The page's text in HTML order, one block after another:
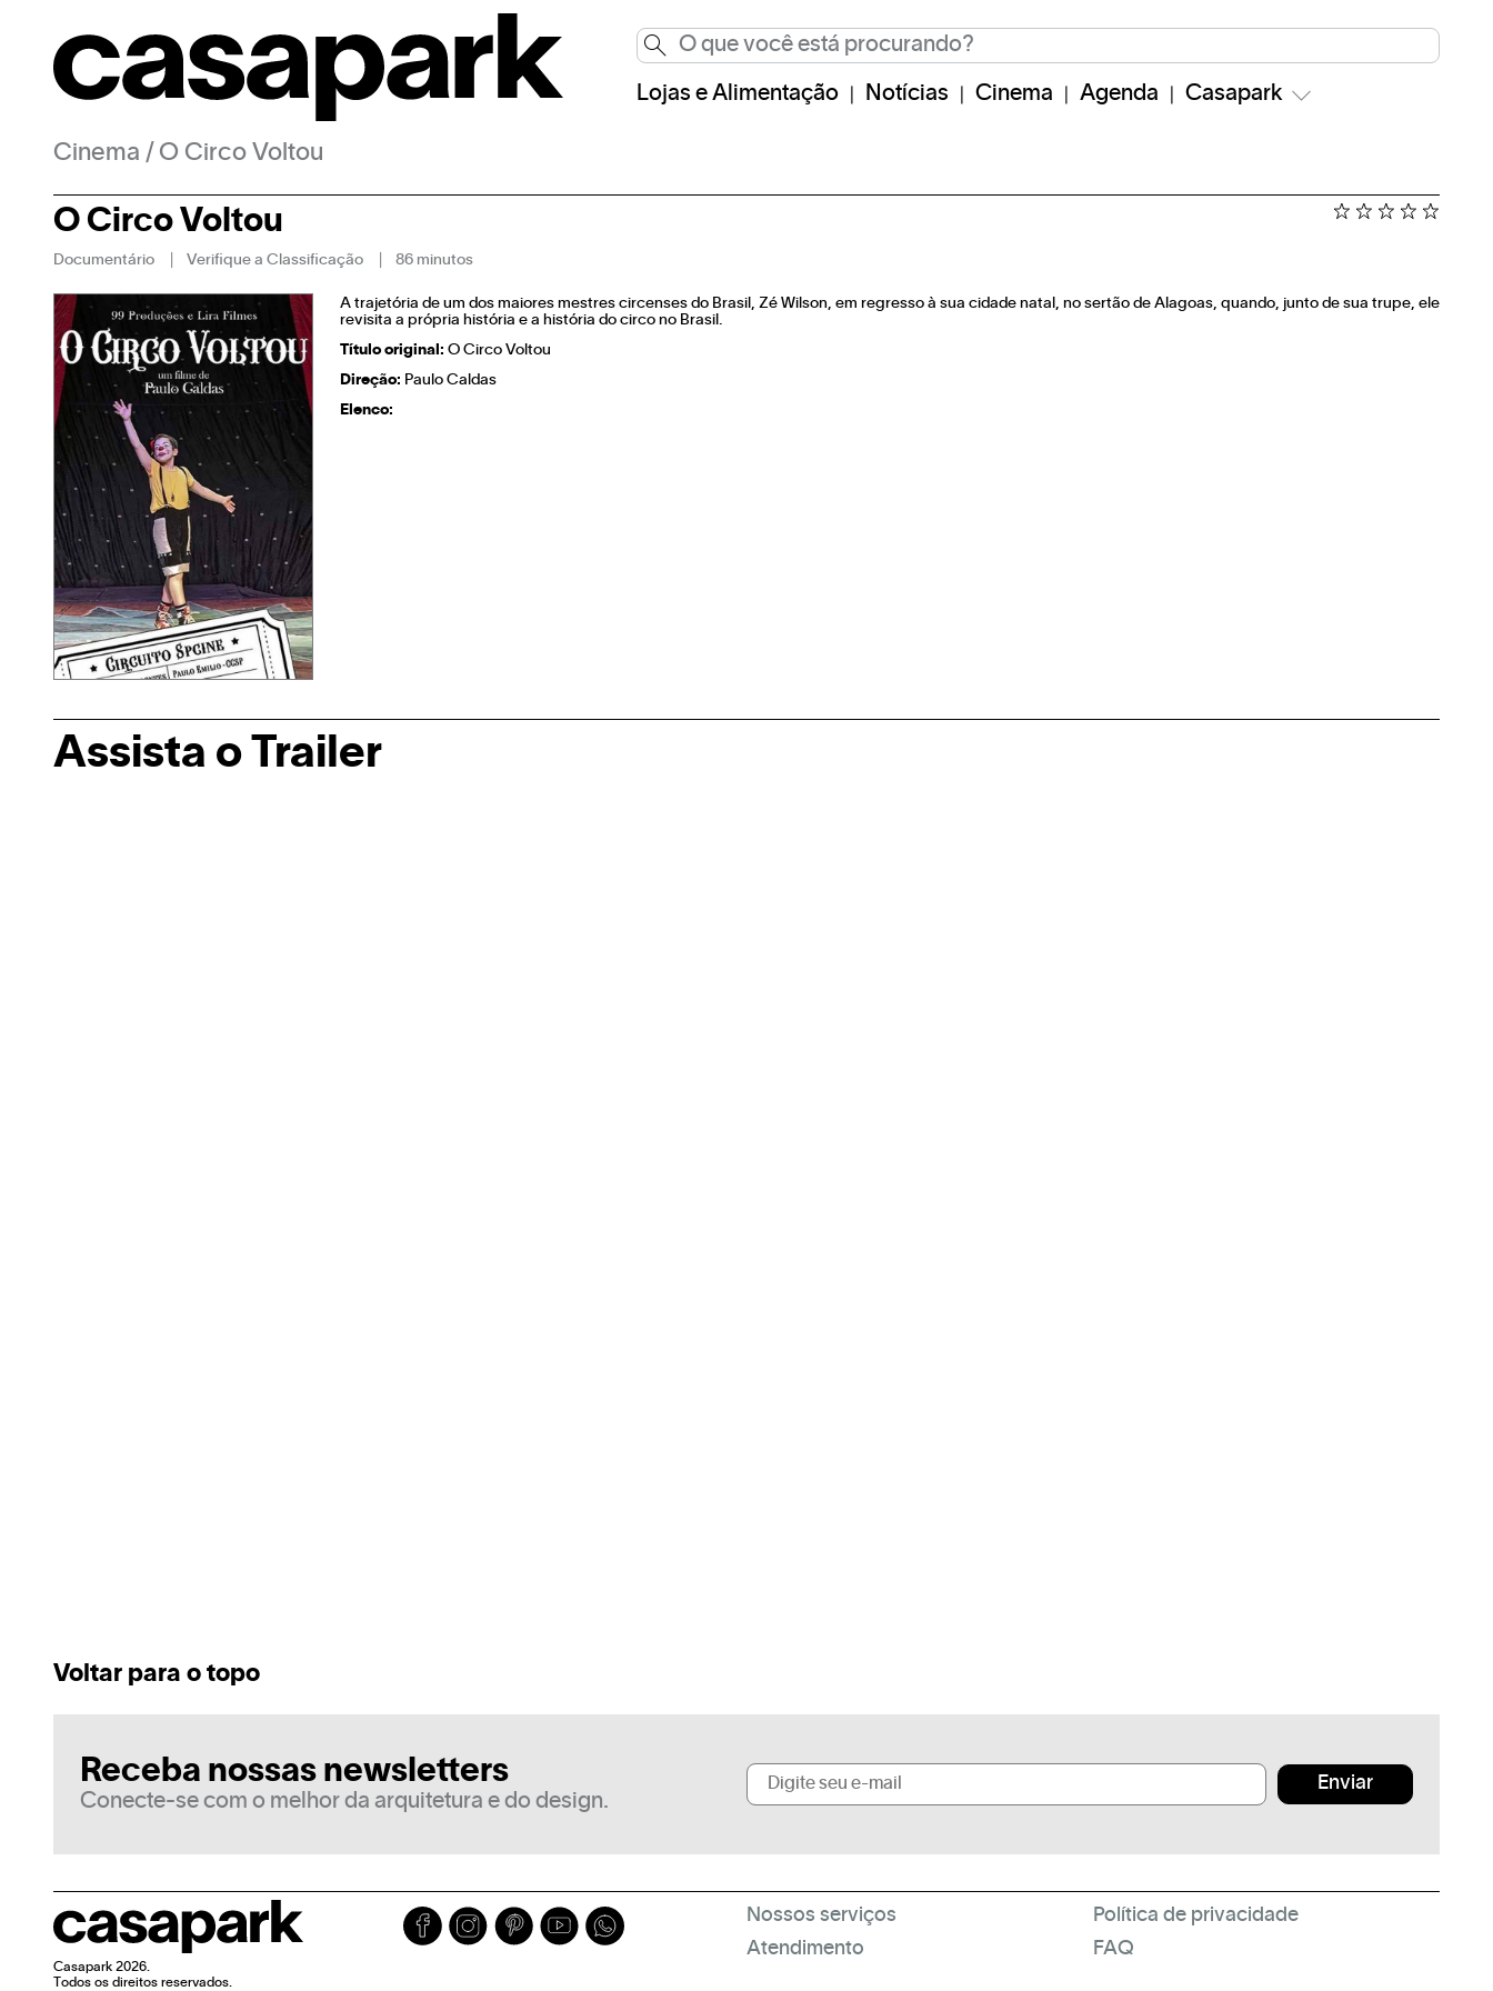
Lojas e Alimentação Notícias Cinema Agenda Casapark
Cinema / O Circo Voltou
O Circo Voltou
Documentário Verifique a Classificação 86 minutos
​A trajetória de um dos maiores mestres circenses do Brasil, Zé Wilson, em regresso à sua cidade natal, no sertão de Alagoas, quando, junto de sua trupe, ele
revisita a própria história e a história do circo no Brasil.​
Título original: O Circo Voltou
Direção: Paulo Caldas
Elenco:
Assista o Trailer
Voltar para o topo
Receba nossas newsletters
Conecte-se com o melhor da arquitetura e do design.
Enviar
Nossos serviços
Atendimento
Política de privacidade
FAQ
Casapark 2026.
Todos os direitos reservados.